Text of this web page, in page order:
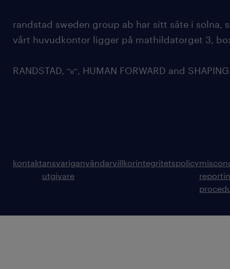
randstad sweden group ab har sitt säte i solna,
vårt huvudkontor ligger på mathildatorget 3,
RANDSTAD, , HUMAN FORWARD and
kontaktansvarig
utgivare
användarvillkorintegritetspolicy